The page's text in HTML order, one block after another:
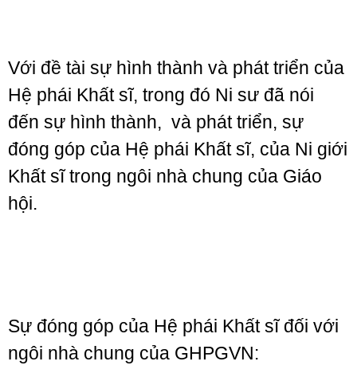
Với đề tài sự hình thành và phát triển của
Hệ phái Khất sĩ, trong đó Ni sư đã nói
đến sự hình thành, và phát triển, sự
đóng góp của Hệ phái Khất sĩ, của Ni giới
Khất sĩ trong ngôi nhà chung của Giáo
hội.
Sự đóng góp của Hệ phái Khất sĩ đối với
ngôi nhà chung của GHPGVN: